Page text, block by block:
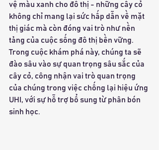
vệ màu xanh cho đô thị - những cây cỏ
không chỉ mang lại sức hấp dẫn về mặt
thị giác mà còn đóng vai trò như nền
tảng của cuộc sống đô thị bền vững.
Trong cuộc khám phá này, chúng ta sẽ
đào sâu vào sự quan trọng sâu sắc của
cây cỏ, công nhận vai trò quan trọng
của chúng trong việc chống lại hiệu ứng
UHI, với sự hỗ trợ bổ sung từ phân bón
sinh học.